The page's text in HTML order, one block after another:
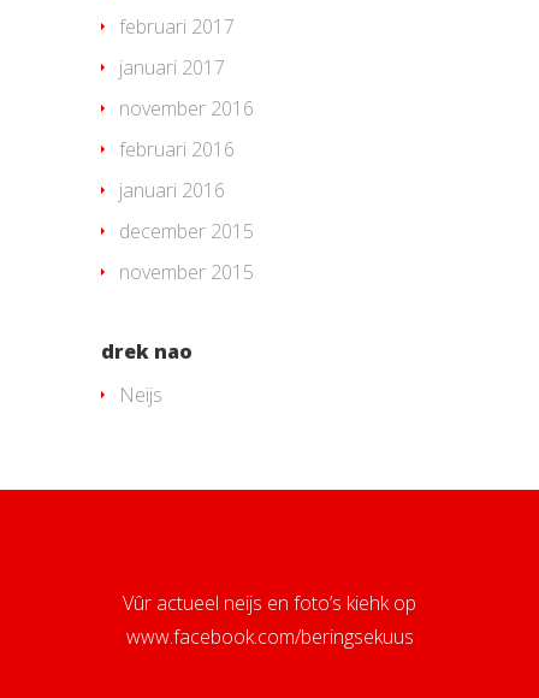
februari 2017
januari 2017
november 2016
februari 2016
januari 2016
december 2015
november 2015
drek nao
Neijs
Vûr actueel neijs en foto’s kiehk op
www.facebook.com/beringsekuus